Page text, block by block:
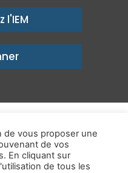
l'IEM
confidentialité-Contact
de vous proposer une
de vos
En cliquant sur
de tous les